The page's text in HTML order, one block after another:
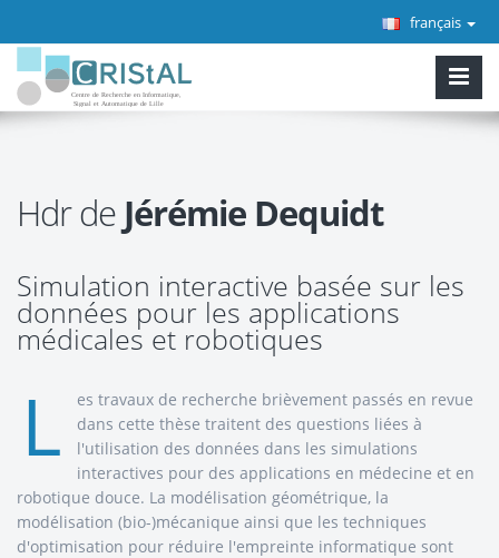
français
Hdr de Jérémie Dequidt
Simulation interactive basée sur les
données pour les applications
médicales et robotiques
L
es travaux de recherche brièvement passés en revue
dans cette thèse traitent des questions liées à
l'utilisation des données dans les simulations
interactives pour des applications en médecine et en
robotique douce. La modélisation géométrique, la
modélisation (bio-)mécanique ainsi que les techniques
d'optimisation pour réduire l'empreinte informatique sont